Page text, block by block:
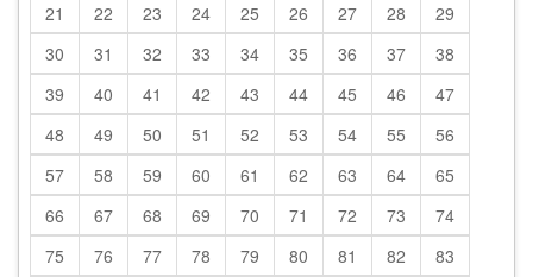
21
22 23 24 25 26 27 28
29
30
31 32 33 34 35 36 37
38
39
40 41 42 43 44 45 46
47
48
49 50 51 52 53 54 55
56
57
58 59 60 61 62 63 64
65
66
67 68 69 70 71 72 73
74
75
76 77 78 79 80 81 82 83